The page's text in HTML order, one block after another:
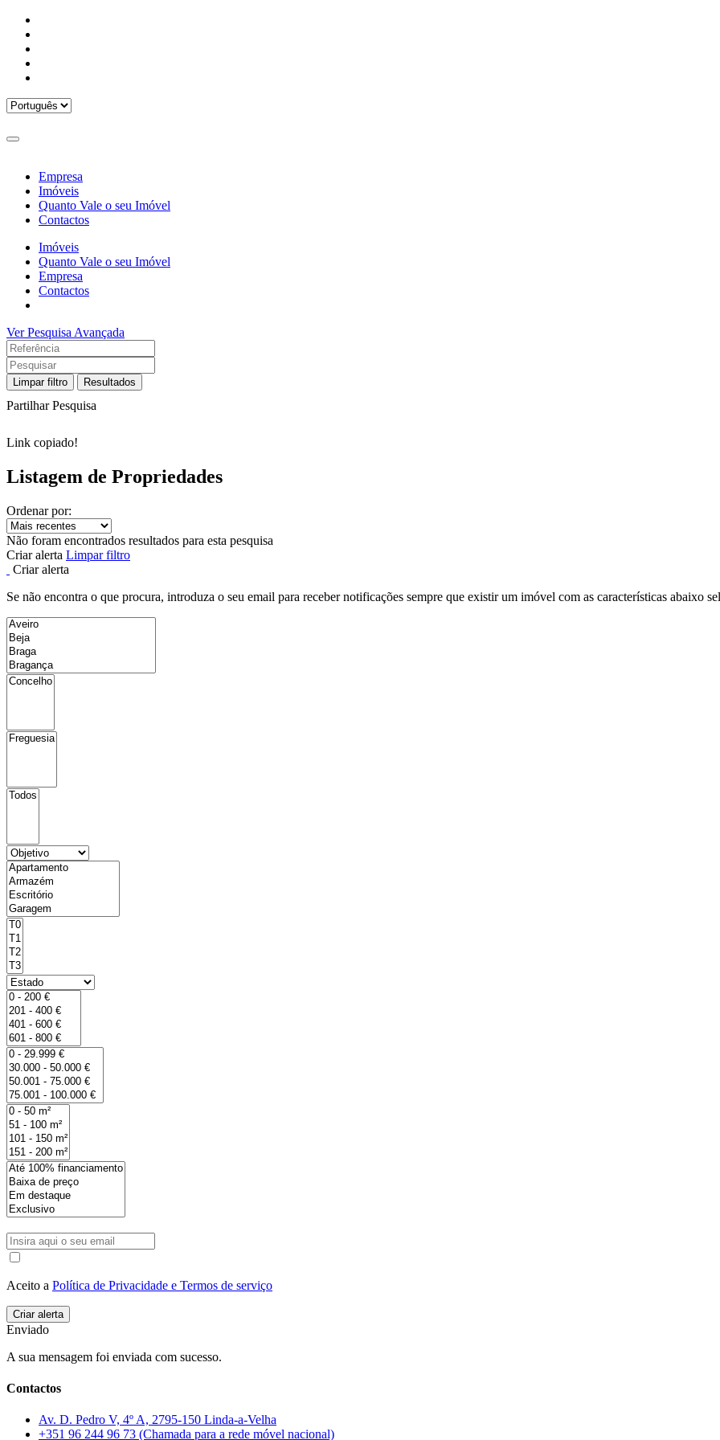
Empresa
Imóveis
Quanto Vale o seu Imóvel
Contactos
Imóveis
Quanto Vale o seu Imóvel
Empresa
Contactos
Ver Pesquisa Avançada
Limpar filtro Resultados
Partilhar Pesquisa
Link copiado!
Listagem de Propriedades
Ordenar por:
Não foram encontrados resultados para esta pesquisa
Criar alerta Limpar filtro
Criar alerta
Se não encontra o que procura, introduza o seu email para receber notificações sempre que existir um imóvel com as características abaixo
Aceito a Política de Privacidade e Termos de serviço
Enviado
A sua mensagem foi enviada com sucesso.
Contactos
Av. D. Pedro V, 4º A, 2795-150 Linda-a-Velha
+351 96 244 96 73 (Chamada para a rede móvel nacional)